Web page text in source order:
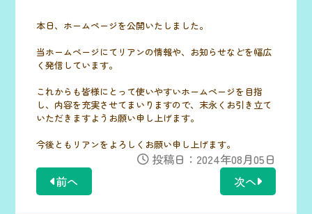
本日、ホームページを公開いたしました。
当ホームページにてリアンの情報や、お知らせなどを幅広
く発信しています。
これからも皆様にとって使いやすいホームページを目指
し、内容を充実させてまいりますので、末永くお引き立て
いただきますようお願い申し上げます。
今後ともリアンをよろしくお願い申し上げます。
投稿日：2024年08月05日
前へ
次へ